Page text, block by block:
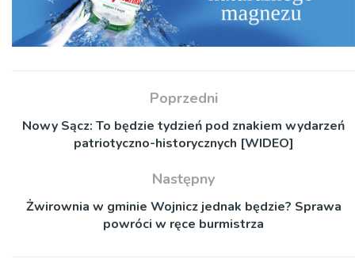
Poprzedni
Nowy Sącz: To będzie tydzień pod znakiem wydarzeń
patriotyczno-historycznych [WIDEO]
Następny
Żwirownia w gminie Wojnicz jednak będzie? Sprawa
powróci w ręce burmistrza